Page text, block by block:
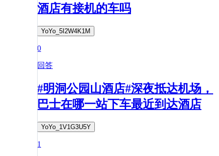
酒店有接机的车吗
YoYo_5I2W4K1M
0
回答
#明洞公园山酒店#深夜抵达机场，
巴士在哪一站下车最近到达酒店
YoYo_1V1G3U5Y
1